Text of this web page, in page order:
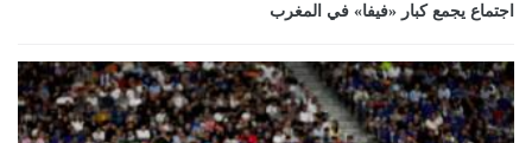
اجتماع يجمع كبار «فيفا» في المغرب